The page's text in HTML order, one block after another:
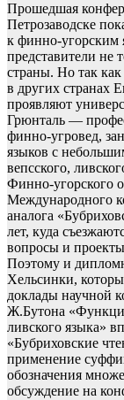
Прошедшая
Петрозаводске
к финно-угорским
представители не
страны. Но так
в других странах
проявляют
Грюнталь —
финно-угровед,
языков с
вепсского,
Финно-угорского
Международного
аналога
лет, куда
вопросы и
Поэтому и
Хельсинки,
доклады научной
Ж.Бутона
ливского языка»
«Бубриховские
применение
обозначения
обсуждение на